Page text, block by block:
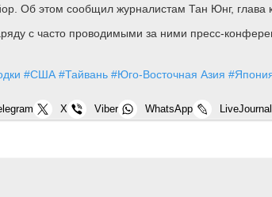
Об этом сообщил журналистам Тан Юнг, глава
с часто проводимыми за ними пресс-
#США #Тайвань #Юго-Восточная Азия
X Viber WhatsApp LiveJournal